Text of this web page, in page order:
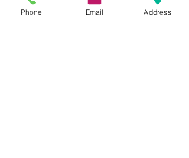
հաջող փուլ եկավ, որը լրիվ փոխեց
տրամադրությունս։
Phone Email Address